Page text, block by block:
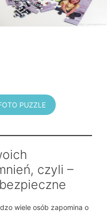
PUZZLE
czyli –
wiele osób zapomina o